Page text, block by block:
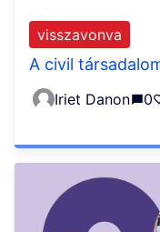
A civil
visszavonva
Iriet Danon 0